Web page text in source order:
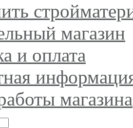
магазин
и оплата
магазина